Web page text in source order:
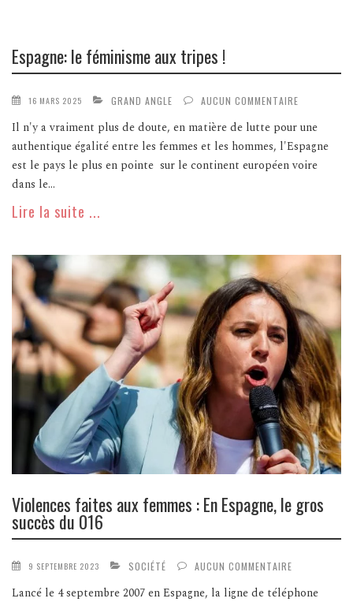
Espagne: le féminisme aux tripes !
16 MARS 2025 GRAND ANGLE AUCUN COMMENTAIRE
Il n'y a vraiment plus de doute, en matière de lutte pour une
authentique égalité entre les femmes et les hommes, l'Espagne
est le pays le plus en pointe sur le continent européen voire
dans le...
Lire la suite ...
Violences faites aux femmes : En Espagne, le gros
succès du 016
9 SEPTEMBRE 2023 SOCIÉTÉ AUCUN COMMENTAIRE
Lancé le 4 septembre 2007 en Espagne, la ligne de téléphone